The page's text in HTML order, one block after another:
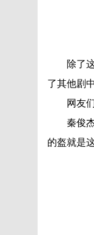
除了这
了其他剧
网友们
秦俊杰
的盔就是